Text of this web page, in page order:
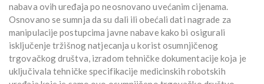
nabava ovih uređaja po neosnovano uvećanim cijenama.
Osnovano se sumnja da su dali ili obećali dati nagrade za
manipulacije postupcima javne nabave kako bi osigurali
isključenje tržišnog natjecanja u korist osumnjičenog
trgovačkog društva, izradom tehničke dokumentacije koja je
uključivala tehničke specifikacije medicinskih robotskih